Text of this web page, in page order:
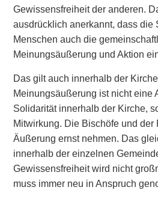
Gewissensfreiheit der anderen.
ausdrücklich anerkannt, dass die
Menschen auch die
Meinungsäußerung und Aktion
Das gilt auch innerhalb der
Meinungsäußerung ist nicht eine
Solidarität innerhalb der Kirche,
Mitwirkung. Die Bischöfe und der
Äußerung ernst nehmen. Das
innerhalb der einzelnen
Gewissensfreiheit wird nicht
muss immer neu in Anspruch